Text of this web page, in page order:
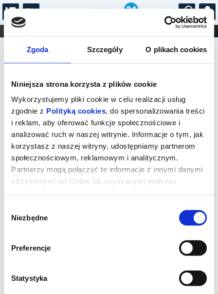
Zgoda Szczegóły O plikach cookies
Niniejsza strona korzysta z plików cookie
Wykorzystujemy pliki cookie w celu realizacji usług
zgodnie z Polityką cookies, do spersonalizowania treści
i reklam, aby oferować funkcje społecznościowe i
analizować ruch w naszej witrynie. Informacje o tym, jak
korzystasz z naszej witryny, udostępniamy partnerom
społecznościowym, reklamowym i analitycznym.
Partnerzy mogą połączyć te informacje z innymi danymi
otrzymanymi od Ciebie lub uzyskanymi podczas
zgody
Niezbędne
Preferencje
Statystyka
...
FILHARMONIA OPERA I BALET
STAND-UP
DLA DZIECI
Komunikat
Sprzedaż biletów on-line na wydarzenie
została zakończona.